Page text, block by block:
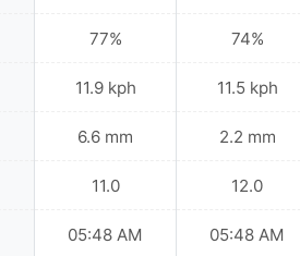
77%
11.9 kph
6.6 mm
11.0
05:48 AM
74%
11.5 kph
2.2 mm
12.0
05:48 AM